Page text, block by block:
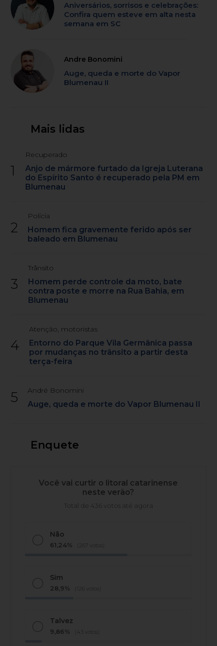
Aniversários, sorrisos e celebrações:
Confira quem esteve em alta nesta
semana em SC
Andre Bonomini
Auge, queda e morte do Vapor
Blumenau II
Mais lidas
1
Recuperado
Anjo de mármore furtado da Igreja Luterana
do Espírito Santo é recuperado pela PM em
Blumenau
2
Polícia
Homem fica gravemente ferido após ser
baleado em Blumenau
3
Trânsito
Homem perde controle da moto, bate
contra poste e morre na Rua Bahia, em
Blumenau
4
Atenção, motoristas
Entorno do Parque Vila Germânica passa
por mudanças no trânsito a partir desta
terça-feira
5 André Bonomini
Auge, queda e morte do Vapor Blumenau II
Enquete
Você vai curtir o litoral catarinense
neste verão?
Total de 436 votos até agora
Não
61,24% (267 votos)
Sim
28,9% (126 votos)
Talvez
9,86% (43 votos)